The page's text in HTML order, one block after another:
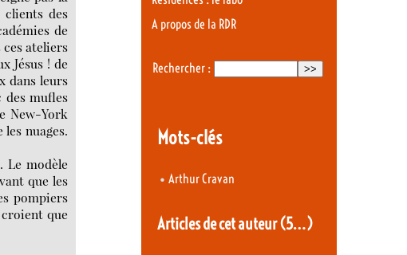
des
de
ateliers
Jésus ! de
dans leurs
des mufles
New-York
nuages.
Le modèle
que les
pompiers
que
A propos de la RDR
Rechercher :
Mots-clés
• Arthur Cravan
Articles de cet auteur(5…)